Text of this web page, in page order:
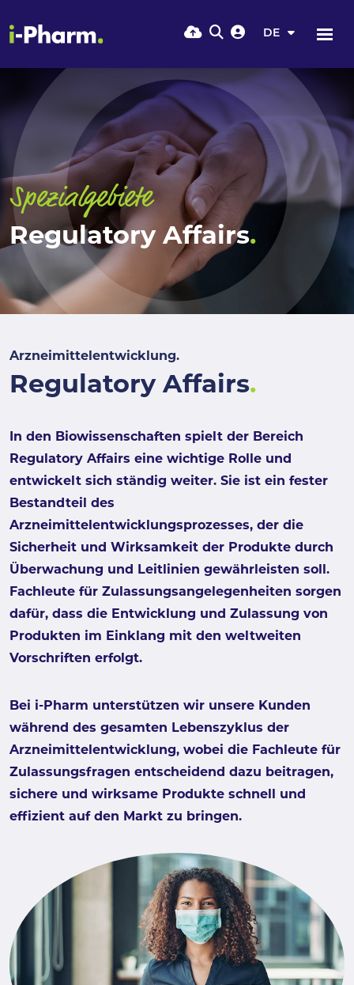
DE
Spezialgebiete
Regulatory Affairs.
Arzneimittelentwicklung.
Regulatory Affairs.
In den Biowissenschaften spielt der Bereich
Regulatory Affairs eine wichtige Rolle und
entwickelt sich ständig weiter. Sie ist ein fester
Bestandteil des
Arzneimittelentwicklungsprozesses, der die
Sicherheit und Wirksamkeit der Produkte durch
Überwachung und Leitlinien gewährleisten soll.
Fachleute für Zulassungsangelegenheiten sorgen
dafür, dass die Entwicklung und Zulassung von
Produkten im Einklang mit den weltweiten
Vorschriften erfolgt.
Bei i-Pharm unterstützen wir unsere Kunden
während des gesamten Lebenszyklus der
Arzneimittelentwicklung, wobei die Fachleute für
Zulassungsfragen entscheidend dazu beitragen,
sichere und wirksame Produkte schnell und
effizient auf den Markt zu bringen.